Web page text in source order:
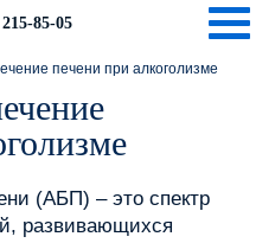
85-05
печени при алкоголизме
(АБП) – это спектр
развивающихся